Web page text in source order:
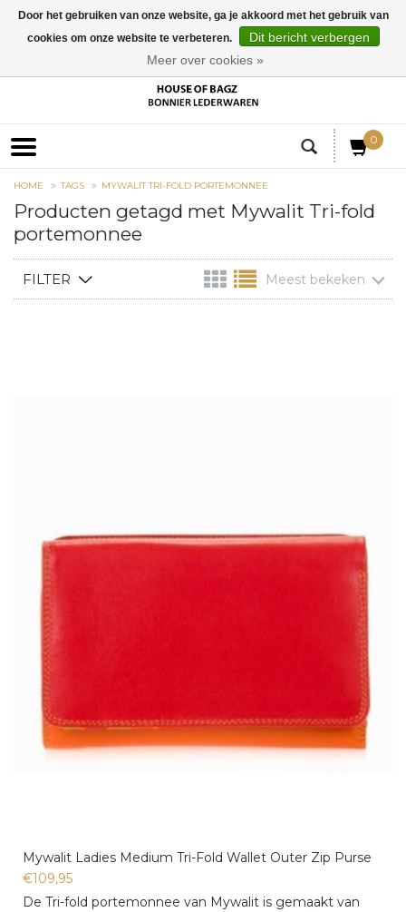
0
HOME TAGS MYWALIT TRI-FOLD PORTEMONNEE
Producten getagd met Mywalit Tri-fold
portemonnee
FILTER Meest bekeken
Mywalit Ladies Medium Tri-Fold Wallet Outer Zip Purse
€109,95
De Tri-fold portemonnee van Mywalit is gemaakt van
Door het gebruiken van onze website, ga je akkoord met het gebruik van
cookies om onze website te verbeteren.
Dit bericht verbergen
Meer over cookies »